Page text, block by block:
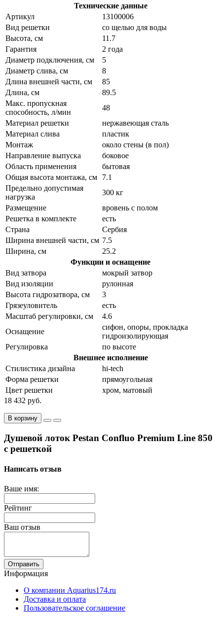
Технические данные
Артикул
13100006
Вид решетки
со щелью для воды
Высота, см
11.7
Гарантия
2 года
Диаметр подключения, см
5
Диаметр слива, см
8
Длина внешней части, см
85
Длина, см
89.5
Макс. пропускная
способность, л/мин
48
Материал решетки
нержавеющая сталь
Материал слива
пластик
Монтаж
около стены (в пол)
Направление выпуска
боковое
Область применения
бытовая
Общая высота монтажа, см
7.1
Предельно допустимая
нагрузка
300 кг
Размещение
вровень с полом
Решетка в комплекте
есть
Страна
Сербия
Ширина внешней части, см 7.5
Ширина, см
25.2
Функции и оснащение
Вид затвора
мокрый затвор
Вид изоляции
рулонная
Высота гидрозатвора, см
3
Грязеуловитель
есть
Масштаб регулировки, см
4.6
Оснащение
сифон, опоры, прокладка
гидроизолирующая
Регулировка
по высоте
Внешнее исполнение
Стилистика дизайна
hi-tech
Форма решетки
прямоугольная
Цвет решетки
хром, матовый
18 432 руб.
В корзину
Душевой лоток Pestan Confluo Premium Line 850
с решеткой
Написать отзыв
Ваше имя:
Рейтинг
Ваш отзыв
Отправить
Информация
О компании Aquarius174.ru
Доставка и оплата
Пользовательское соглашение